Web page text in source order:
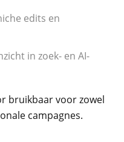
edits en
in zoek- en AI-
bruikbaar voor zowel
campagnes.